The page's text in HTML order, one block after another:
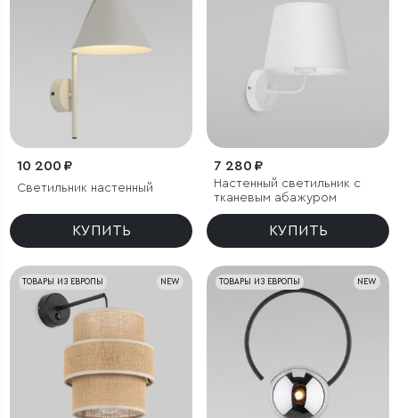
10 200 ₽
Светильник настенный
КУПИТЬ
7 280 ₽
Настенный светильник с
тканевым абажуром
КУПИТЬ
NEW
ТОВАРЫ ИЗ ЕВРОПЫ NEW
ТОВАРЫ ИЗ ЕВРОПЫ